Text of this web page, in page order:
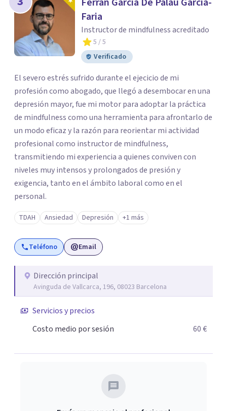
Faria
Instructor de mindfulness acreditado
5 / 5
Verificado
El severo estrés sufrido durante el ejecicio de mi
profesión como abogado, que llegó a desembocar en una
depresión mayor, fue mi motor para adoptar la práctica
de mindfulness como una herramienta para afrontarlo de
un modo eficaz y la razón para reorientar mi actividad
profesional como instructor de mindfulness,
transmitiendo mi experiencia a quienes conviven con
niveles muy intensos y prolongados de presión y
exigencia, tanto en el ámbito laboral como en el
personal.
TDAH Ansiedad Depresión +1 más
Teléfono Email
Dirección principal
Avinguda de Vallcarca, 196, 08023 Barcelona
Servicios y precios
Costo medio por sesión
60 €